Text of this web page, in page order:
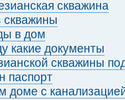
скважина
скважины
в дом
какие документы
скважины
паспорт
доме с